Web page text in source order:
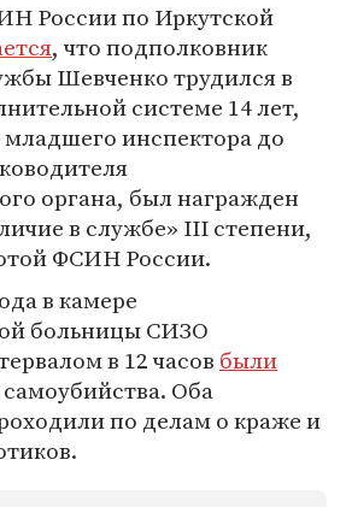
России по Иркутской
, что подполковник
Шевченко трудился в
системе 14 лет,
инспектора до
органа, был награжден
в службе» III степени,
ФСИН России.
в камере
больницы СИЗО
в 12 часов были
самоубийства. Оба
по делам о краже и